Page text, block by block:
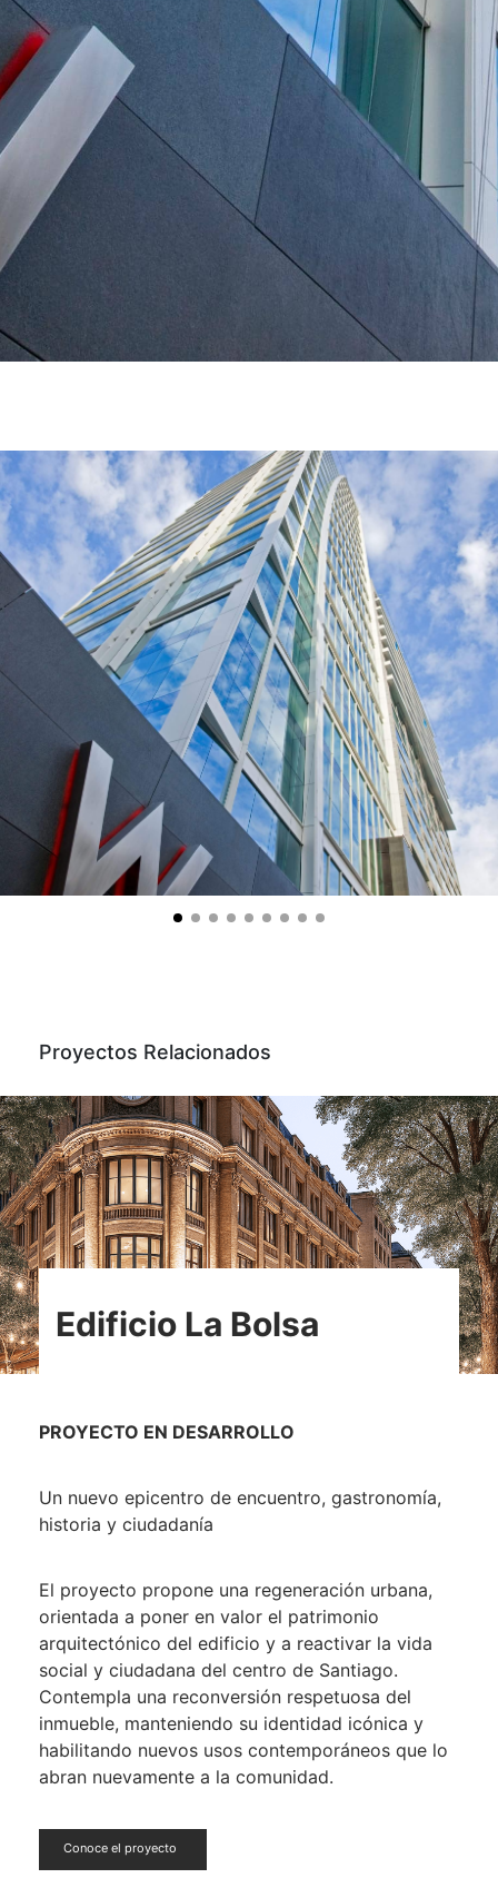
Proyectos Relacionados
Edificio La Bolsa
PROYECTO EN DESARROLLO
Un nuevo epicentro de encuentro, gastronomía,
historia y ciudadanía
El proyecto propone una regeneración urbana,
orientada a poner en valor el patrimonio
arquitectónico del edificio y a reactivar la vida
social y ciudadana del centro de Santiago.
Contempla una reconversión respetuosa del
inmueble, manteniendo su identidad icónica y
habilitando nuevos usos contemporáneos que lo
abran nuevamente a la comunidad.
Conoce el proyecto